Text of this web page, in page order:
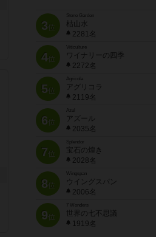
3位
Stone Garden
枯山水
2281名
4位
Viticulture
ワイナリーの四季
2272名
5位
Agricola
アグリコラ
2119名
6位
Azul
アズール
2035名
7位
宝石の煌き
2028名
8位
Wingspan
ウイングスパン
2006名
9位
7 Wonders
世界の七不思議
1919名